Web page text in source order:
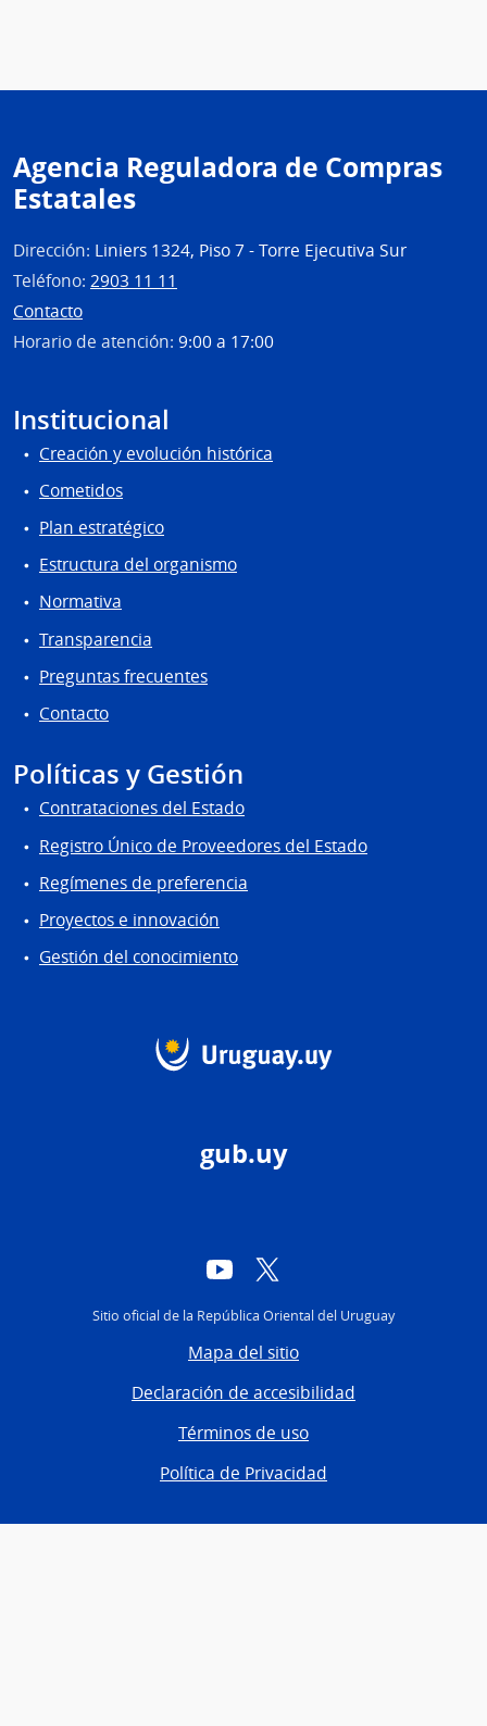
Agencia Reguladora de Compras
Estatales
Dirección: Liniers 1324, Piso 7 - Torre Ejecutiva Sur
Teléfono: 2903 11 11
Contacto
Horario de atención: 9:00 a 17:00
Institucional
Creación y evolución histórica
Cometidos
Plan estratégico
Estructura del organismo
Normativa
Transparencia
Preguntas frecuentes
Contacto
Políticas y Gestión
Contrataciones del Estado
Registro Único de Proveedores del Estado
Regímenes de preferencia
Proyectos e innovación
Gestión del conocimiento
gub.uy
YouTube
Sitio oficial de la República Oriental del Uruguay
Mapa del sitio
Declaración de accesibilidad
Términos de uso
Política de Privacidad